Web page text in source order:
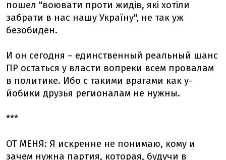
пошел "воювати проти жидів, які хотіли
забрати в нас нашу Україну", не так уж
безобиден.
И он сегодня – единственный реальный шанс
ПР остаться у власти вопреки всем провалам
в политике. Ибо с такими врагами как у-
йобики друзья регионалам не нужны.
***
ОТ МЕНЯ: Я искренне не понимаю, кому и
зачем нужна партия, которая, будучи в